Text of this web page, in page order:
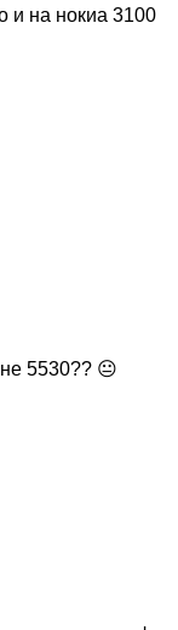
и на нокиа 3100
5530?? 😐